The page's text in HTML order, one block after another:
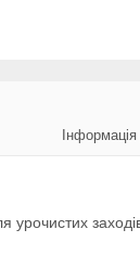
урочистих